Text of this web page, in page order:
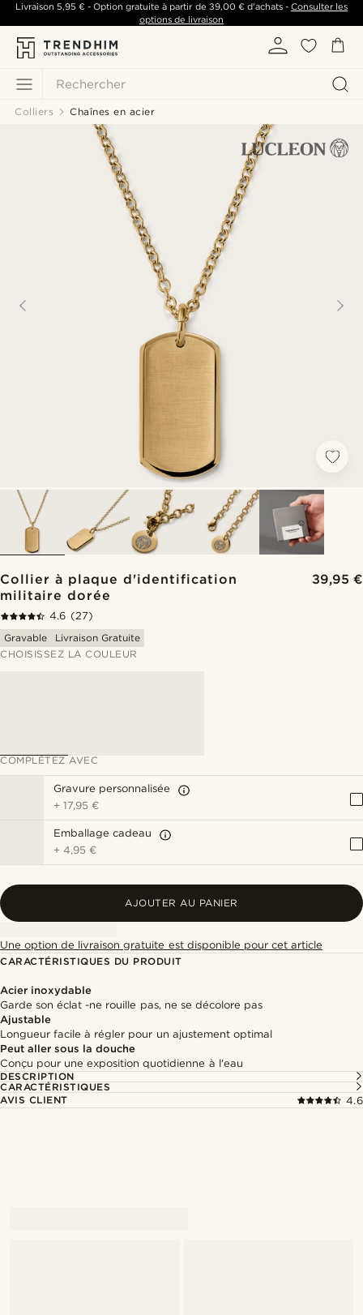
Rechercher
Livraison 5,95 €- Option gratuite à partir de 39,00 €d'achats -Consulter les
options de livraison
Colliers Chaînes en acier
Collier à plaque d'identification
militaire dorée
39,95 €
4.6 (27)
Gravable
Livraison Gratuite
CHOISISSEZ LA COULEUR
COMPLÉTEZ AVEC
Gravure personnalisée
+17,95 €
Emballage cadeau
+4,95 €
AJOUTER AU PANIER
Une option de livraison gratuite est disponible pour cet article
CARACTÉRISTIQUES DU PRODUIT
Acier inoxydable
Garde son éclat -ne rouille pas, ne se décolore pas
Ajustable
Longueur facile à régler pour un ajustement optimal
Peut aller sous la douche
Conçu pour une exposition quotidienne à l'eau
DESCRIPTION
CARACTÉRISTIQUES
AVIS CLIENT
4.6